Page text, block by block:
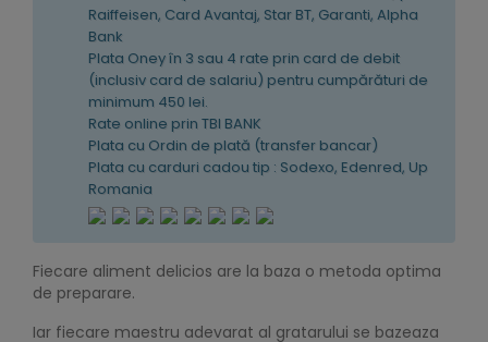
Raiffeisen, Card Avantaj, Star BT, Garanti, Alpha
Bank
Plata Oney în 3 sau 4 rate prin card de debit
(inclusiv card de salariu) pentru cumpărături de
minimum 450 lei.
Rate online prin TBI BANK
Plata cu Ordin de plată (transfer bancar)
Plata cu carduri cadou tip : Sodexo, Edenred, Up
Romania
Fiecare aliment delicios are la baza o metoda optima
de preparare.
Iar fiecare maestru adevarat al gratarului se bazeaza